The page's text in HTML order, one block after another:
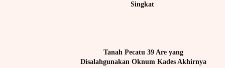
Singkat
Tanah Pecatu 39 Are yang
Disalahgunakan Oknum Kades Akhirnya